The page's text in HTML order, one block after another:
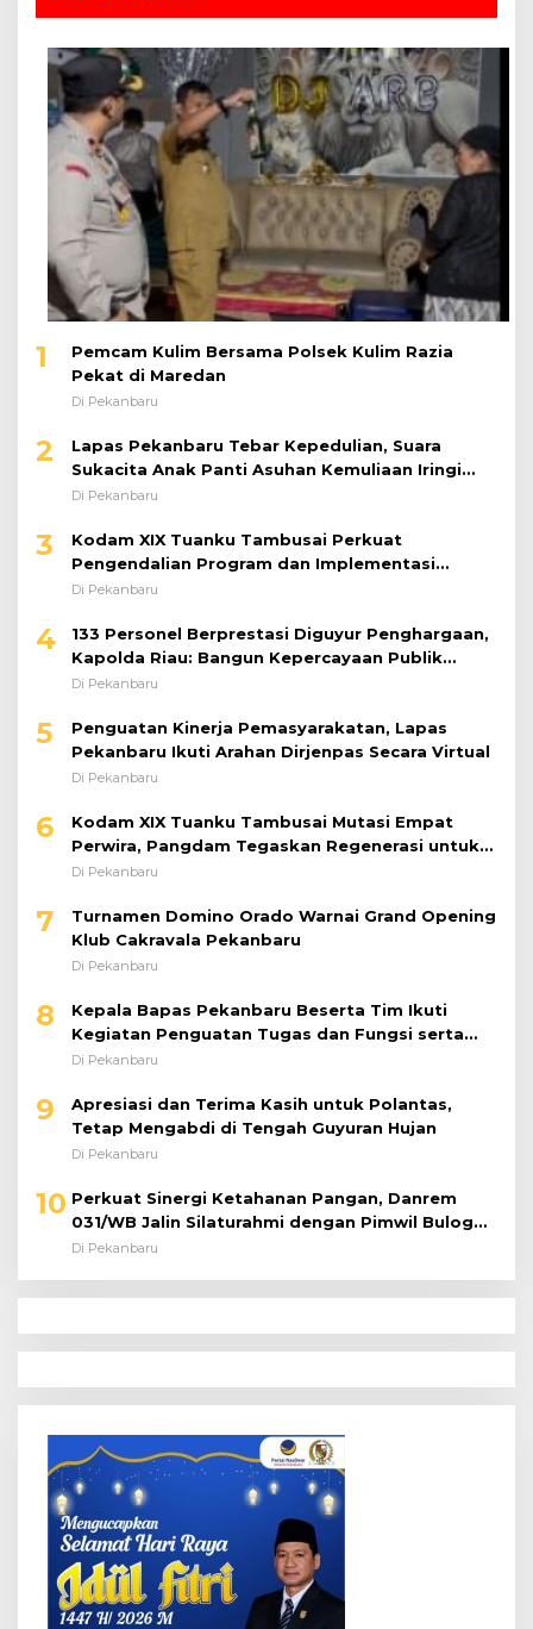
1
Pemcam Kulim Bersama Polsek Kulim Razia
Pekat di Maredan
Di Pekanbaru
2
Lapas Pekanbaru Tebar Kepedulian, Suara
Sukacita Anak Panti Asuhan Kemuliaan Iringi
Bantuan Sosial
Di Pekanbaru
3
Kodam XIX Tuanku Tambusai Perkuat
Pengendalian Program dan Implementasi
Doktrin TNI AD
Di Pekanbaru
4
133 Personel Berprestasi Diguyur Penghargaan,
Kapolda Riau: Bangun Kepercayaan Publik
dengan Karya Nyata
Di Pekanbaru
5
Penguatan Kinerja Pemasyarakatan, Lapas
Pekanbaru Ikuti Arahan Dirjenpas Secara Virtual
Di Pekanbaru
6
Kodam XIX Tuanku Tambusai Mutasi Empat
Perwira, Pangdam Tegaskan Regenerasi untuk
Perkuat Kinerja Satuan
Di Pekanbaru
7
Turnamen Domino Orado Warnai Grand Opening
Klub Cakravala Pekanbaru
Di Pekanbaru
8
Kepala Bapas Pekanbaru Beserta Tim Ikuti
Kegiatan Penguatan Tugas dan Fungsi serta
Paparan Penempatan WBP ke Lapas Terbuka
Di Pekanbaru
9
Apresiasi dan Terima Kasih untuk Polantas,
Tetap Mengabdi di Tengah Guyuran Hujan
Di Pekanbaru
10 Perkuat Sinergi Ketahanan Pangan, Danrem
031/WB Jalin Silaturahmi dengan Pimwil Bulog
Riau dan Kepri
Di Pekanbaru